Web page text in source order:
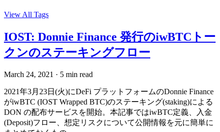
View All Tags
IOST: Donnie Finance 発行のiwBTCトー
クンのステーキングフロー
March 24, 2021 · 5 min read
2021年3月23日(火)にDeFi プラットフォームのDonnie Finance
がiwBTC (IOST Wrapped BTC)のステーキング(staking)による
DON の配布サービスを開始。本記事ではiwBTC定義、入金
(Deposit)フロー、想定リスクについて公開情報を元に簡単に